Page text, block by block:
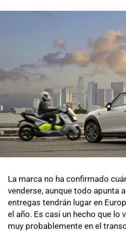
La marca no ha confirmado
venderse, aunque todo apunta
entregas tendrán lugar en
el año. Es casi un hecho que lo
muy probablemente en el